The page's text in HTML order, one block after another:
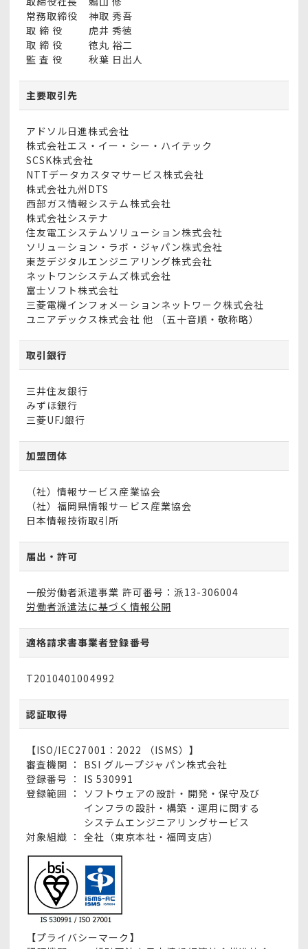
常務取締役
神取 秀吾
取 締 役
虎井 秀徳
取 締 役
徳丸 裕二
監 査 役
秋葉 日出人
主要取引先
アドソル日進株式会社
株式会社エス・イー・シー・ハイテック
SCSK株式会社
NTTデータカスタマサービス株式会社
株式会社九州DTS
西部ガス情報システム株式会社
株式会社システナ
住友電工システムソリューション株式会社
ソリューション・ラボ・ジャパン株式会社
東芝デジタルエンジニアリング株式会社
ネットワンシステムズ株式会社
富士ソフト株式会社
三菱電機インフォメーションネットワーク株式会社
ユニアデックス株式会社 他 （五十音順・敬称略）
取引銀行
三井住友銀行
みずほ銀行
三菱UFJ銀行
加盟団体
（社）情報サービス産業協会
（社）福岡県情報サービス産業協会
日本情報技術取引所
届出・許可
一般労働者派遣事業 許可番号：派13-306004
労働者派遣法に基づく情報公開
適格請求書事業者登録番号
T2010401004992
認証取得
【ISO/IEC27001：2022 （ISMS）】
審査機関 ：
BSI グループジャパン株式会社
登録番号 ：
IS 530991
登録範囲 ：
ソフトウェアの設計・開発・保守及び
インフラの設計・構築・運用に関する
システムエンジニアリングサービス
対象組織 ： 全社（東京本社・福岡支店）
【プライバシーマーク】